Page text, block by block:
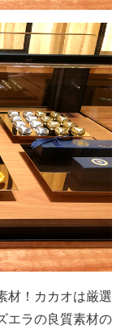
材！カカオは厳選
エラの良質素材の